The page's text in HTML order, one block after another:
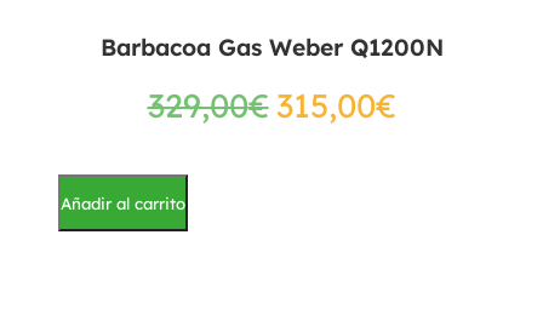
Barbacoa Gas Weber Q1200N
329,00€315,00€
Añadir al carrito